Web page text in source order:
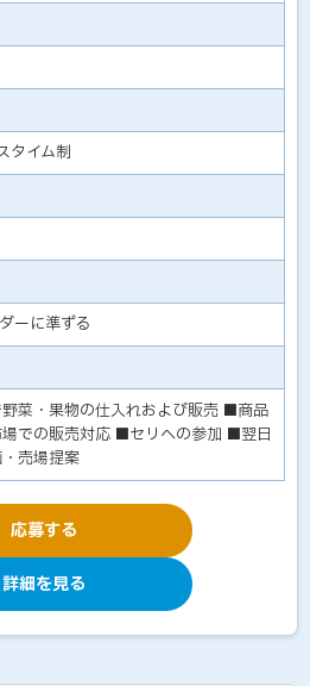
イム制
ーに準ずる
菜・果物の仕入れおよび販売 ■商品
での販売対応 ■セリへの参加 ■翌日
売場提案
応募する
詳細を見る